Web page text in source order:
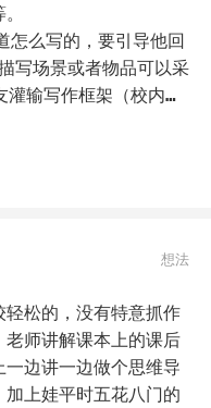
己改，二稿借助
写。誊写过程中，孩子
识。周记：内容有时
这两周发生的有感触
。这样孩子要么有新
么由孩子自己确定。
西可写。
书和《开心作文》里
时，至少这一单元的
会比较精准。
么写的，要引导他回
写场景或者物品可以采
输写作框架（校内也
要点题。
，一个描述一个描述
50，写作话题还是小
命题中，一般43-44分
再进阶就要在文章中
。
想法
松的，没有特意抓作
师讲解课本上的课后
边讲一边做个思维导
上娃平时五花八门的